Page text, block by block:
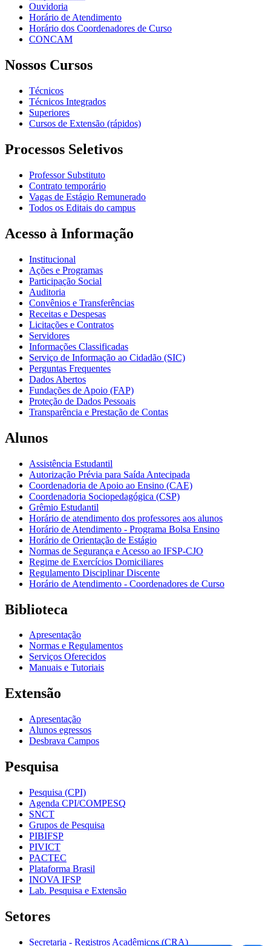
Ouvidoria
Horário de Atendimento
Horário dos Coordenadores de Curso
CONCAM
Nossos Cursos
Técnicos
Técnicos Integrados
Superiores
Cursos de Extensão (rápidos)
Processos Seletivos
Professor Substituto
Contrato temporário
Vagas de Estágio Remunerado
Todos os Editais do campus
Acesso à Informação
Institucional
Ações e Programas
Participação Social
Auditoria
Convênios e Transferências
Receitas e Despesas
Licitações e Contratos
Servidores
Informações Classificadas
Serviço de Informação ao Cidadão (SIC)
Perguntas Frequentes
Dados Abertos
Fundações de Apoio (FAP)
Proteção de Dados Pessoais
Transparência e Prestação de Contas
Alunos
Assistência Estudantil
Autorização Prévia para Saída Antecipada
Coordenadoria de Apoio ao Ensino (CAE)
Coordenadoria Sociopedagógica (CSP)
Grêmio Estudantil
Horário de atendimento dos professores aos alunos
Horário de Atendimento - Programa Bolsa Ensino
Horário de Orientação de Estágio
Normas de Segurança e Acesso ao IFSP-CJO
Regime de Exercícios Domiciliares
Regulamento Disciplinar Discente
Horário de Atendimento - Coordenadores de Curso
Biblioteca
Apresentação
Normas e Regulamentos
Serviços Oferecidos
Manuais e Tutoriais
Extensão
Apresentação
Alunos egressos
Desbrava Campos
Pesquisa
Pesquisa (CPI)
Agenda CPI/COMPESQ
SNCT
Grupos de Pesquisa
PIBIFSP
PIVICT
PACTEC
Plataforma Brasil
INOVA IFSP
Lab. Pesquisa e Extensão
Setores
Secretaria - Registros Acadêmicos (CRA)